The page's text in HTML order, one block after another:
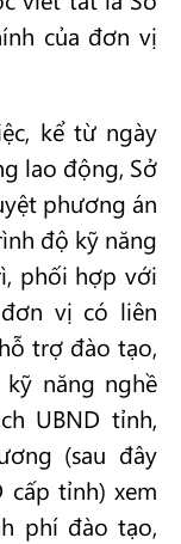
của đơn vị
kể từ ngày
lao động, Sở
phương án
độ kỹ năng
phối hợp với
vị có liên
trợ đào tạo,
năng nghề
UBND tỉnh,
(sau đây
cấp tỉnh) xem
phí đào tạo,